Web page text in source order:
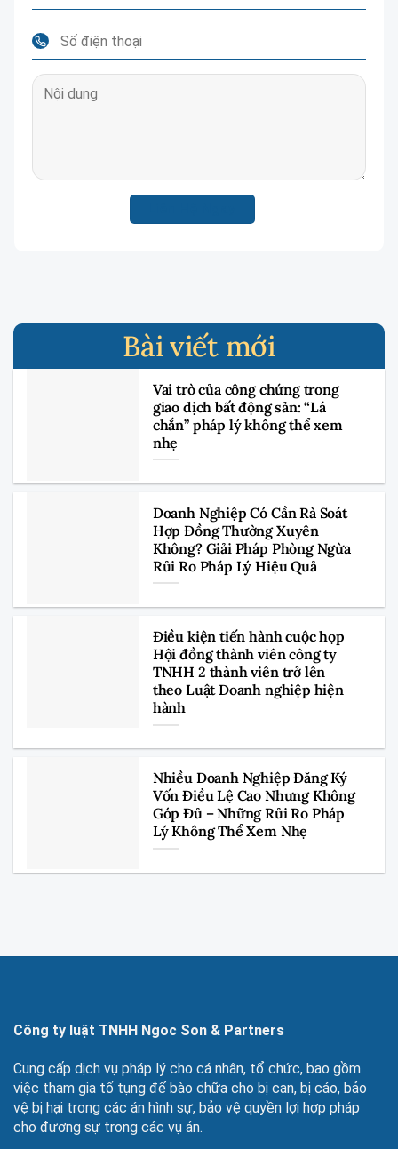
Bài viết mới
Vai trò của công chứng trong
giao dịch bất động sản: “Lá
chắn” pháp lý không thể xem
nhẹ
Doanh Nghiệp Có Cần Rà Soát
Hợp Đồng Thường Xuyên
Không? Giải Pháp Phòng Ngừa
Rủi Ro Pháp Lý Hiệu Quả
Điều kiện tiến hành cuộc họp
Hội đồng thành viên công ty
TNHH 2 thành viên trở lên
theo Luật Doanh nghiệp hiện
hành
Nhiều Doanh Nghiệp Đăng Ký
Vốn Điều Lệ Cao Nhưng Không
Góp Đủ – Những Rủi Ro Pháp
Lý Không Thể Xem Nhẹ
Công ty luật TNHH Ngoc Son & Partners
Cung cấp dịch vụ pháp lý cho cá nhân, tổ chức, bao gồm
việc tham gia tố tụng để bào chữa cho bị can, bị cáo, bảo
vệ bị hại trong các án hình sự, bảo vệ quyền lợi hợp pháp
cho đương sự trong các vụ án.